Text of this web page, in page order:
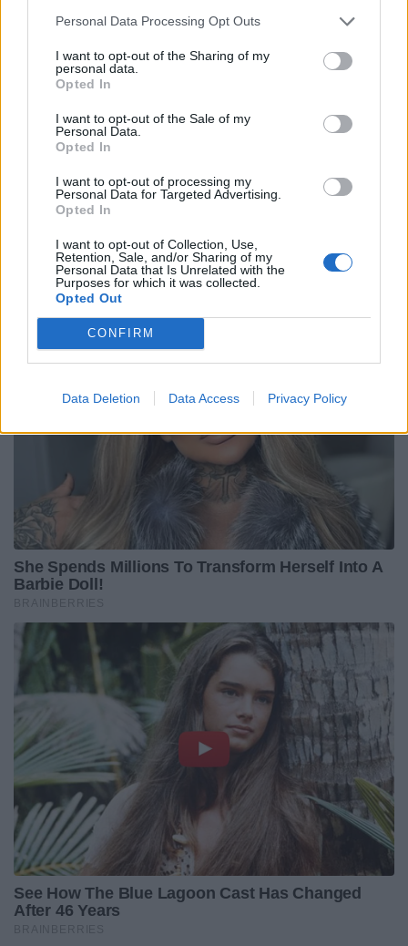
Personal Data Processing Opt Outs
I want to opt-out of the Sharing of my
personal data.
Opted In
I want to opt-out of the Sale of my
Personal Data.
Opted In
I want to opt-out of processing my
Personal Data for Targeted Advertising.
Opted In
I want to opt-out of Collection, Use,
Retention, Sale, and/or Sharing of my
Personal Data that Is Unrelated with the
Purposes for which it was collected.
Opted Out
CONFIRM
Data Deletion Data Access Privacy Policy